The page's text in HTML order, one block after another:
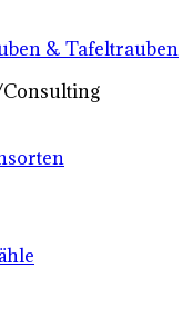
& Tafeltrauben